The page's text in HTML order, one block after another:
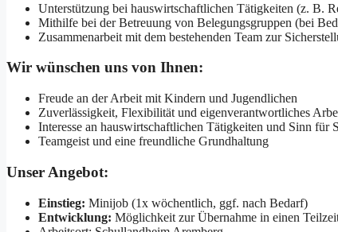
Unterstützung bei hauswirtschaftlichen Tätigkeiten (z. B.
Mithilfe bei der Betreuung von Belegungsgruppen (bei
Zusammenarbeit mit dem bestehenden Team zur
Wir wünschen uns von Ihnen:
Freude an der Arbeit mit Kindern und Jugendlichen
Zuverlässigkeit, Flexibilität und eigenverantwortliches
Interesse an hauswirtschaftlichen Tätigkeiten und Sinn für
Teamgeist und eine freundliche Grundhaltung
Unser Angebot:
Einstieg: Minijob (1x wöchentlich, ggf. nach Bedarf)
Entwicklung: Möglichkeit zur Übernahme in einen